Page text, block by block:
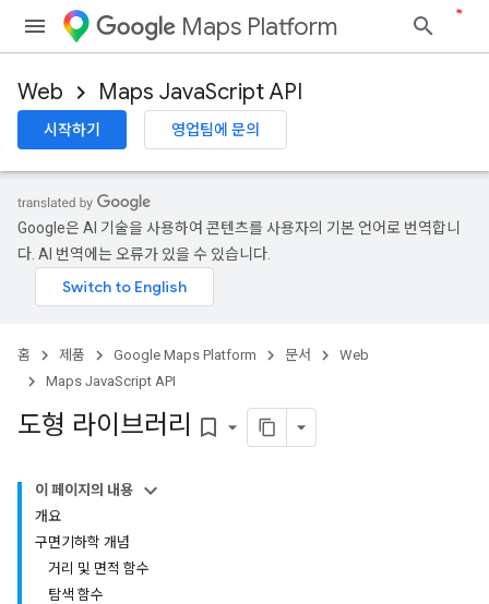
Maps Platform
Web Maps JavaScript API
시작하기 영업팀에 문의
Google은 AI 기술을 사용하여 콘텐츠를 사용자의 기본 언어로 번역합니
다. AI 번역에는 오류가 있을 수 있습니다.
홈 제품 Google Maps Platform 문서
Web
Maps JavaScript API
도형 라이브러리 bookmark_border
이 페이지의 내용
개요
구면기하학 개념
거리 및 면적 함수
탐색 함수